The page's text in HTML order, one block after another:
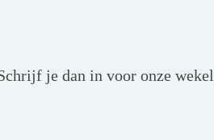
je dan in voor onze